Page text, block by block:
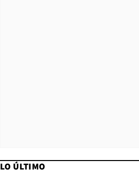
LO ÚLTIMO